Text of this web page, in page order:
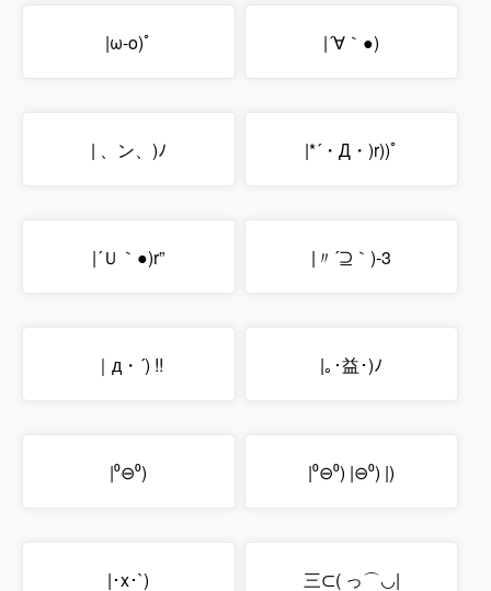
|ω-o)ﾟ |´∀｀●)
| 、ン、)ﾉ |*´・Д・)r))ﾟ
|´Ｕ｀●)r” |〃´⊇｀)-3
｜д・´) !! |｡･益･)ﾉ
|⁰⊖⁰) |⁰⊖⁰) |⊖⁰) |)
|･x･`) 三⊂( っ⌒◡|